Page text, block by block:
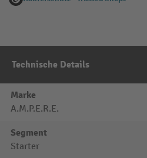
Technische Details
Marke
A.M.P.E.R.E.
Segment
Starter